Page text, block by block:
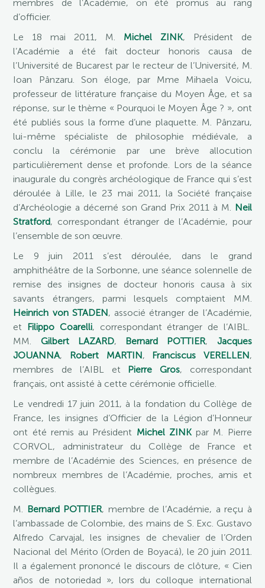
membres de l’Académie, on été promus au rang
d’officier.
Le 18 mai 2011, M. Michel ZINK, Président de
l’Académie a été fait docteur honoris causa de
l’Université de Bucarest par le recteur de l’Université, M.
Ioan Pânzaru. Son éloge, par Mme Mihaela Voicu,
professeur de littérature française du Moyen Âge, et sa
réponse, sur le thème « Pourquoi le Moyen Âge ? », ont
été publiés sous la forme d’une plaquette. M. Pânzaru,
lui-même spécialiste de philosophie médiévale, a
conclu la cérémonie par une brève allocution
particulièrement dense et profonde. Lors de la séance
inaugurale du congrès archéologique de France qui s’est
déroulée à Lille, le 23 mai 2011, la Société française
d’Archéologie a décerné son Grand Prix 2011 à M. Neil
Stratford, correspondant étranger de l’Académie, pour
l’ensemble de son œuvre.
Le 9 juin 2011 s’est déroulée, dans le grand
amphithéâtre de la Sorbonne, une séance solennelle de
remise des insignes de docteur honoris causa à six
savants étrangers, parmi lesquels comptaient MM.
Heinrich von STADEN, associé étranger de l’Académie,
et Filippo Coarelli, correspondant étranger de l’AIBL.
MM. Gilbert LAZARD, Bernard POTTIER, Jacques
JOUANNA, Robert MARTIN, Franciscus VERELLEN,
membres de l’AIBL et Pierre Gros, correspondant
français, ont assisté à cette cérémonie officielle.
Le vendredi 17 juin 2011, à la fondation du Collège de
France, les insignes d’Officier de la Légion d’Honneur
ont été remis au Président Michel ZINKpar M. Pierre
CORVOL, administrateur du Collège de France et
membre de l’Académie des Sciences, en présence de
nombreux membres de l’Académie, proches, amis et
collègues.
M. Bernard POTTIER, membre de l’Académie, a reçu à
l’ambassade de Colombie, des mains de S. Exc. Gustavo
Alfredo Carvajal, les insignes de chevalier de l’Orden
Nacional del Mérito (Orden de Boyacá), le 20 juin 2011.
Il a également prononcé le discours de clôture, « Cien
años de notoriedad », lors du colloque international